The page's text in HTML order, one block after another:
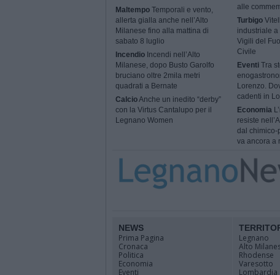
Maltempo Temporali e vento,
allerta gialla anche nell’Alto
Milanese fino alla mattina di
sabato 8 luglio
Incendio Incendi nell’Alto
Milanese, dopo Busto Garolfo
bruciano oltre 2mila metri
quadrati a Bernate
CalcioAnche un inedito “derby”
con la Virtus Cantalupo per il
Legnano Women
alle
Turbigo
industriale
Vigili del
Civile
EventiTra
Lorenzo.
cadenti in
Economia
resiste
dal chimico-
va ancora a
NEWS
Prima Pagina
Cronaca
Politica
Economia
Eventi
Legnano
Alto
Rhodense
Varesotto
Lombardia